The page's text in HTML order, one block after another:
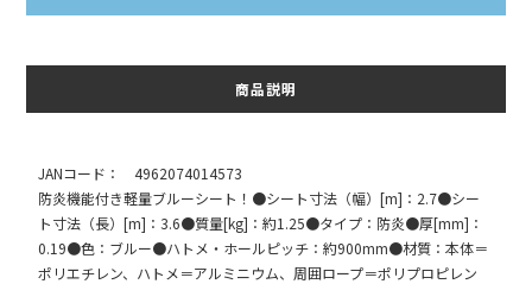
商品説明
JANコード： 4962074014573
防炎機能付き軽量ブルーシート！●シート寸法（幅）[m]：2.7●シー
ト寸法（長）[m]：3.6●質量[kg]：約1.25●タイプ：防炎●厚[mm]：
0.19●色：ブルー●ハトメ・ホールピッチ：約900mm●材質：本体＝
ポリエチレン、ハトメ＝アルミニウム、周囲ロープ＝ポリプロピレン